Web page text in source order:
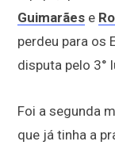
Guimarães e
perdeu para os
disputa pelo 3°
Foi a segunda
que já tinha a